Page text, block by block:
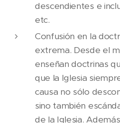
descendientes e
etc.
Confusión en la
extrema. Desde el
enseñan doctrinas
que la Iglesia
causa no sólo
sino también
de la Iglesia.